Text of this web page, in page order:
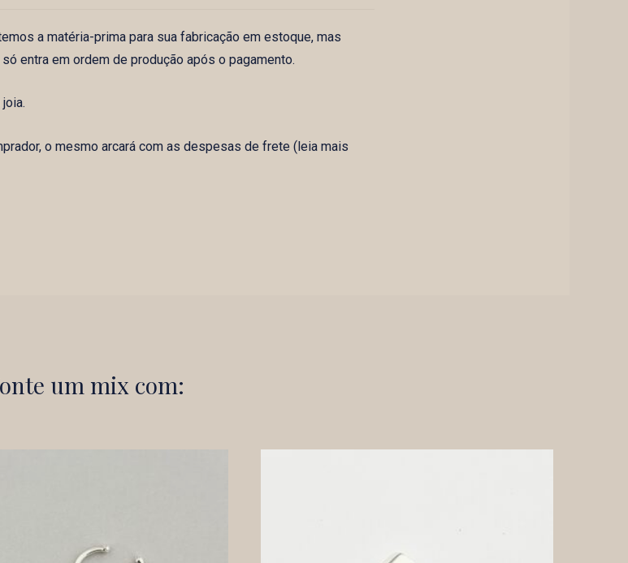
a matéria-prima para sua fabricação em estoque, mas
entra em ordem de produção após o pagamento.
o mesmo arcará com as despesas de frete (leia mais
um mix com: